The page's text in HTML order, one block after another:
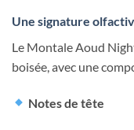
Une signature
Le Montale Aoud
boisée, avec une
Notes de tête